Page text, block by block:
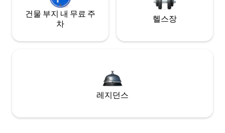
건물 부지 내 무료 주
차
헬스장
레지던스